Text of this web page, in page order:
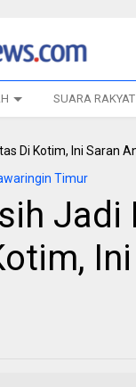
SUARA RAKYAT
Timur
Jadi